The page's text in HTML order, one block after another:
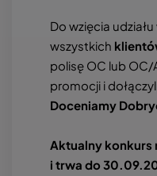
Do wzięcia
wszystkich
polisę OC lub OC/
promocji i
Doceniamy
Aktualny konkurs
i trwa do